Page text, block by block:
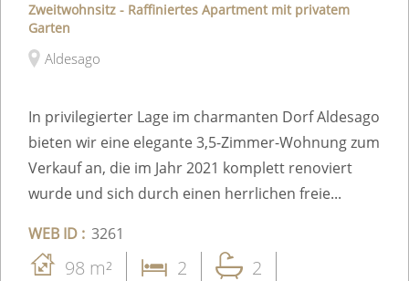
Zweitwohnsitz - Raffiniertes Apartment mit privatem
Garten
Aldesago
In privilegierter Lage im charmanten Dorf Aldesago
bieten wir eine elegante 3,5-Zimmer-Wohnung zum
Verkauf an, die im Jahr 2021 komplett renoviert
wurde und sich durch einen herrlichen freie...
WEB ID : 3261
98 m² 2 2